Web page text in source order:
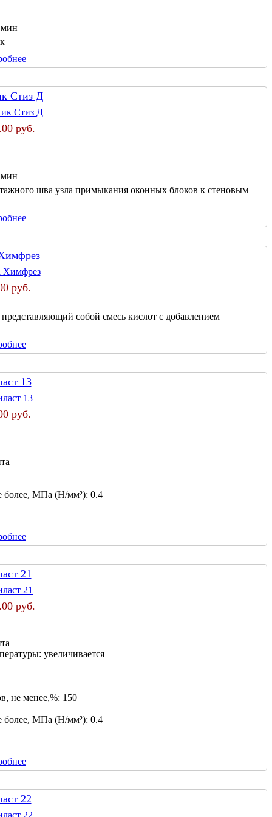
Стиз Д
руб.
шва узла примыкания оконных блоков к стеновым
руб.
собой смесь кислот с добавлением
13
руб.
более, МПа (Н/мм²): 0.4
21
руб.
увеличивается
не менее,%: 150
более, МПа (Н/мм²): 0.4
22